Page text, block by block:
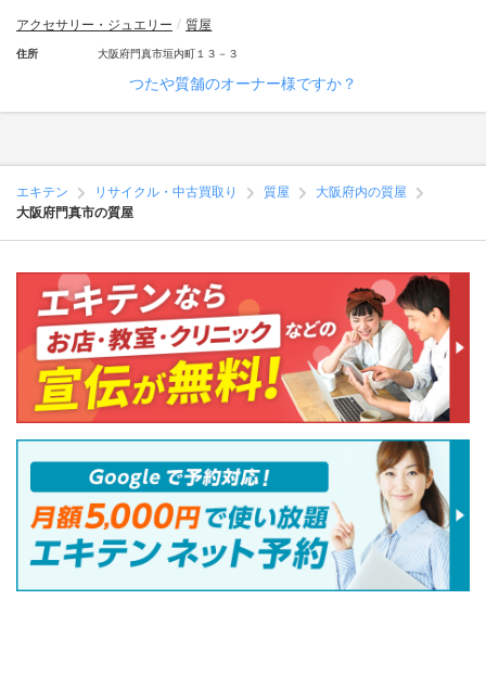
アクセサリー・ジュエリー 質屋
住所 大阪府門真市垣内町１３－３
つたや質舗のオーナー様ですか？
エキテン リサイクル・中古買取り 質屋
大阪府内の質屋
大阪府門真市の質屋